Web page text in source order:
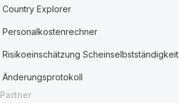
Country Explorer
Personalkostenrechner
Risikoeinschätzung Scheinselbstständigkeit
Änderungsprotokoll
Partner